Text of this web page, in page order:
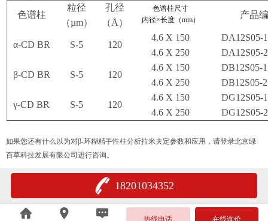
色谱柱
粒径
（µm）
孔径
（Å）
色谱柱尺寸
内径×长度（mm） 产品
α-CD BR S-5 120
4.6 X 150
DA12S05-
4.6 X 250
DA12S05-
β-CD BR S-5 120
4.6 X 150
DB12S05-
4.6 X 250
DB12S05-
γ-CD BR S-5 120
4.6 X 150
DG12S05-
4.6 X 250
DG12S05-
如果您还有什么以为对β-环糊精手性柱分析拉米夫定参数和应用，请登录北京绿
百草科技发展有限公司进行咨询。
18201034352
热线电话 在线询价